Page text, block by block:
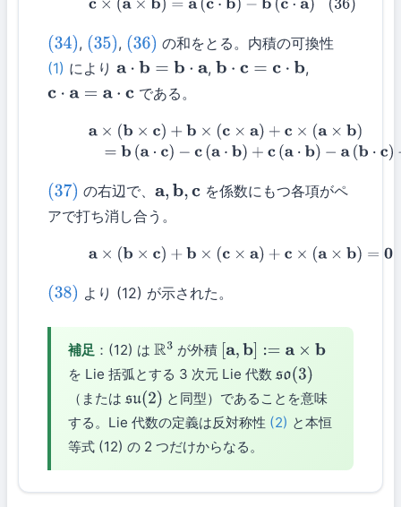
(36) c×( a×b)=a( c b)− b( c⋅a)
(34) , (35), (36) の和をとる。内積の可換性
(1) により a⋅ b =b⋅a ,b⋅ c =c⋅b
,
c⋅ a =a⋅c である。
(37)a× b×c) +b ×(c ×a )+c× a× b)=b a⋅ c)− c(a ⋅b)
(37) の右辺で、a,b,c
を係数にもつ各項がペ
アで打ち消し合う。
(38) a×( b× c) +b×(c ×a +c × a× b)= 0
(38) より (12) が示された。
補足 ：(12) はR3 が外積 [a,b]:= a× b
を Lie 括弧とする 3 次元 Lie 代数so(3)
（またはsu(2) と同型）であることを意味
する。Lie 代数の定義は反対称性 (2) と本恒
等式 (12) の 2 つだけからなる。